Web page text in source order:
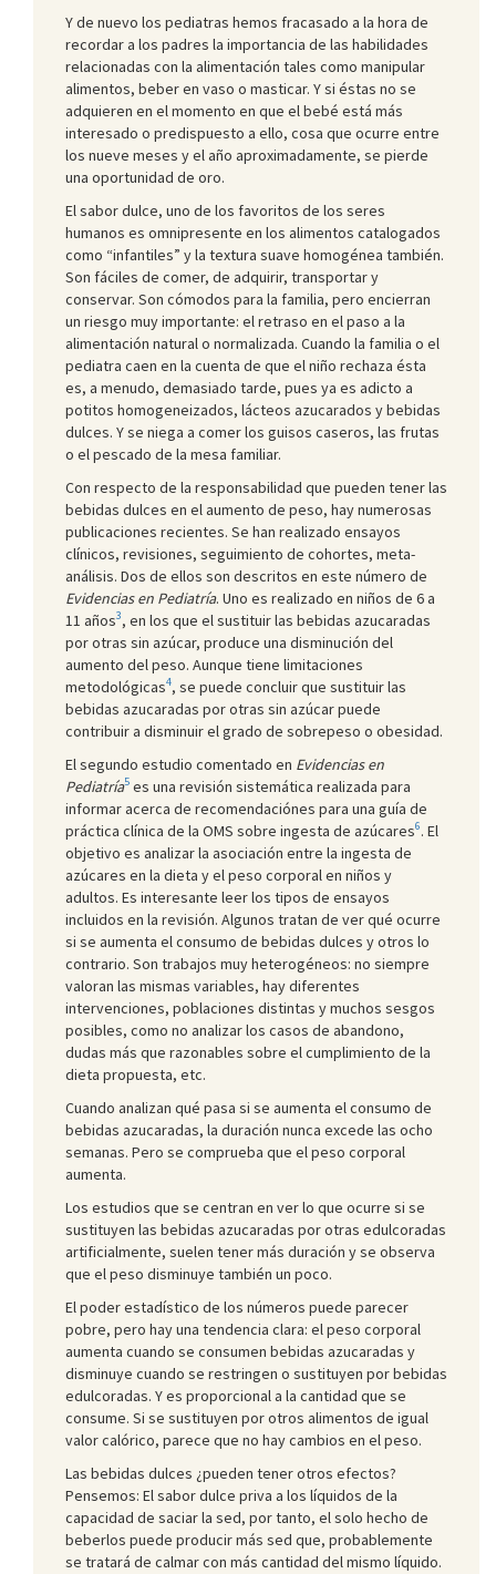
Y de nuevo los pediatras hemos fracasado a la hora de
recordar a los padres la importancia de las habilidades
relacionadas con la alimentación tales como manipular
alimentos, beber en vaso o masticar. Y si éstas no se
adquieren en el momento en que el bebé está más
interesado o predispuesto a ello, cosa que ocurre entre
los nueve meses y el año aproximadamente, se pierde
una oportunidad de oro.
El sabor dulce, uno de los favoritos de los seres
humanos es omnipresente en los alimentos catalogados
como “infantiles” y la textura suave homogénea también.
Son fáciles de comer, de adquirir, transportar y
conservar. Son cómodos para la familia, pero encierran
un riesgo muy importante: el retraso en el paso a la
alimentación natural o normalizada. Cuando la familia o el
pediatra caen en la cuenta de que el niño rechaza ésta
es, a menudo, demasiado tarde, pues ya es adicto a
potitos homogeneizados, lácteos azucarados y bebidas
dulces. Y se niega a comer los guisos caseros, las frutas
o el pescado de la mesa familiar.
Con respecto de la responsabilidad que pueden tener las
bebidas dulces en el aumento de peso, hay numerosas
publicaciones recientes. Se han realizado ensayos
clínicos, revisiones, seguimiento de cohortes, meta-
análisis. Dos de ellos son descritos en este número de
Evidencias en Pediatría. Uno es realizado en niños de 6 a
11 años3, en los que el sustituir las bebidas azucaradas
por otras sin azúcar, produce una disminución del
aumento del peso. Aunque tiene limitaciones
metodológicas4, se puede concluir que sustituir las
bebidas azucaradas por otras sin azúcar puede
contribuir a disminuir el grado de sobrepeso o obesidad.
El segundo estudio comentado en Evidencias en
Pediatría5 es una revisión sistemática realizada para
informar acerca de recomendaciónes para una guía de
práctica clínica de la OMS sobre ingesta de azúcares6. El
objetivo es analizar la asociación entre la ingesta de
azúcares en la dieta y el peso corporal en niños y
adultos. Es interesante leer los tipos de ensayos
incluidos en la revisión. Algunos tratan de ver qué ocurre
si se aumenta el consumo de bebidas dulces y otros lo
contrario. Son trabajos muy heterogéneos: no siempre
valoran las mismas variables, hay diferentes
intervenciones, poblaciones distintas y muchos sesgos
posibles, como no analizar los casos de abandono,
dudas más que razonables sobre el cumplimiento de la
dieta propuesta, etc.
Cuando analizan qué pasa si se aumenta el consumo de
bebidas azucaradas, la duración nunca excede las ocho
semanas. Pero se comprueba que el peso corporal
aumenta.
Los estudios que se centran en ver lo que ocurre si se
sustituyen las bebidas azucaradas por otras edulcoradas
artificialmente, suelen tener más duración y se observa
que el peso disminuye también un poco.
El poder estadístico de los números puede parecer
pobre, pero hay una tendencia clara: el peso corporal
aumenta cuando se consumen bebidas azucaradas y
disminuye cuando se restringen o sustituyen por bebidas
edulcoradas. Y es proporcional a la cantidad que se
consume. Si se sustituyen por otros alimentos de igual
valor calórico, parece que no hay cambios en el peso.
Las bebidas dulces ¿pueden tener otros efectos?
Pensemos: El sabor dulce priva a los líquidos de la
capacidad de saciar la sed, por tanto, el solo hecho de
beberlos puede producir más sed que, probablemente
se tratará de calmar con más cantidad del mismo líquido.